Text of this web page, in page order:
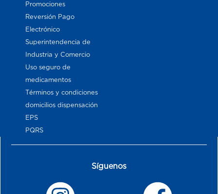
Promociones
Reversión Pago
Electrónico
Superintendencia de
Industria y Comercio
Uso seguro de
medicamentos
Términos y condiciones
domicilios dispensación
EPS
PQRS
Síguenos